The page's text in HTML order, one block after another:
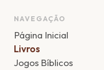
NAVEGAÇÃO
Página Inicial
Livros
Jogos Bíblicos